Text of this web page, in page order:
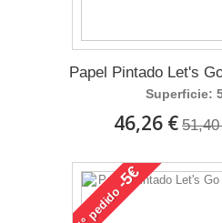
Papel Pintado Let's
Superficie:
46,26 €
pedido
-5€